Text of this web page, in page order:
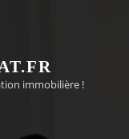
immobilière !